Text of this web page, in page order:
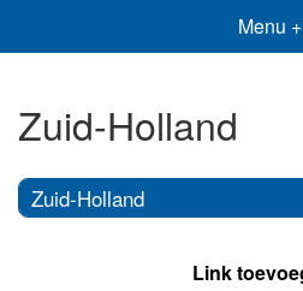
Menu +
Zuid-Holland
Zuid-Holland
Link